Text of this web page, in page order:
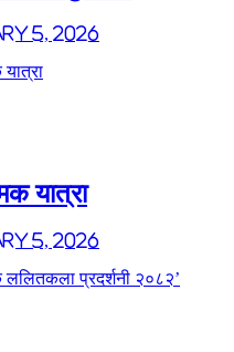
5, 2026
यात्रा
5, 2026